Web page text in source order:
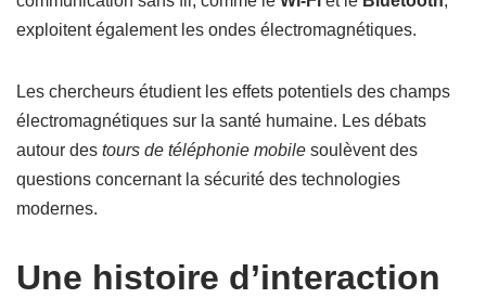
exploitent également les ondes électromagnétiques.
Les chercheurs étudient les effets potentiels des champs
électromagnétiques sur la santé humaine. Les débats
autour des tours de téléphonie mobile soulèvent des
questions concernant la sécurité des technologies
modernes.
Une histoire d’interaction